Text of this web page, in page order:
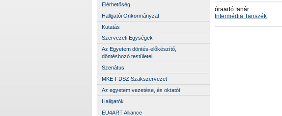
Elérhetõség
Hallgatói Önkormányzat
Kutatás
Szervezeti Egységek
Az Egyetem döntés-előkészítő,
döntéshozó testületei
Szenátus
MKE-FDSZ Szakszervezet
Az egyetem vezetése, és oktatói
Hallgatók
EU4ART Alliance
óraadó tanár
Intermédia Tanszék